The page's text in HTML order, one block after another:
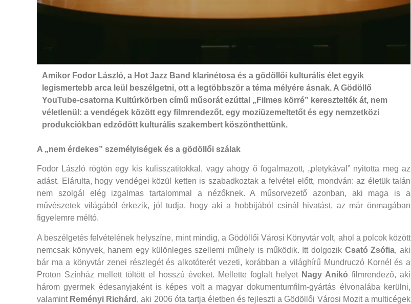
Amikor Fodor László, a Hot Jazz Band klarinétosa és a gödöllői kulturális élet egyik
legismertebb arca leül beszélgetni, ott a legtöbbször a téma mélyére ásnak. A Gödöllő
YouTube-csatorna Kultúrkörben című műsorát ezúttal „Filmes körré” keresztelték át, nem
véletlenül: a vendégek között egy filmrendezőt, egy moziüzemeltetőt és egy nemzetközi
produkciókban edződött kulturális szakembert köszönthettünk.
A „nem érdekes” személyiségek és a gödöllői szálak
Fodor László rögtön egy kis kulisszatitokkal, vagy ahogy ő fogalmazott, „pletykával” nyitotta meg az
adást. Elárulta, hogy vendégei közül ketten is szabadkoztak a felvétel előtt, mondván: az életük talán
nem szolgál elég izgalmas tartalommal a nézőknek. A műsorvezető azonban, aki maga is a
művészetek világából érkezik, jól tudja, hogy aki a hobbijából csinál hivatást, az már önmagában
figyelemre méltó.
A beszélgetés felvételének helyszíne, mint mindig, a Gödöllői Városi Könyvtár volt, ahol a polcok között
nemcsak könyvek, hanem egy különleges szellemi műhely is működik. Itt dolgozik Csató Zsófia, aki
bár ma a könyvtár zenei részlegét és alkotóterét vezeti, korábban a világhírű Mundruczó Kornél és a
Proton Színház mellett töltött el hosszú éveket. Mellette foglalt helyet Nagy Anikó filmrendező, aki
három gyermek édesanyjaként is képes volt a magyar dokumentumfilm-gyártás élvonalába kerülni,
valamint Reményi Richárd , aki 2006 óta tartja életben és fejleszti a Gödöllői Városi Mozit a multicégek